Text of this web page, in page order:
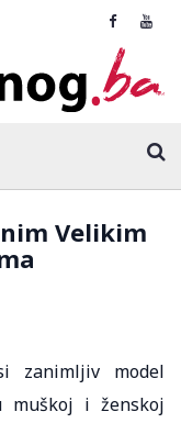
Velikim
zanimljiv model
muškoj i ženskoj